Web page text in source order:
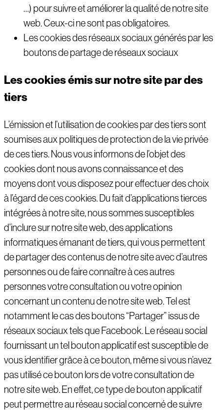
…) pour suivre et améliorer la qualité de notre site
web. Ceux-ci ne sont pas obligatoires.
Les cookies des réseaux sociaux générés par les
boutons de partage de réseaux sociaux
Les cookies émis sur notre site par des
tiers
L’émission et l’utilisation de cookies par des tiers sont
soumises aux politiques de protection de la vie privée
de ces tiers. Nous vous informons de l’objet des
cookies dont nous avons connaissance et des
moyens dont vous disposez pour effectuer des choix
à l’égard de ces cookies. Du fait d’applications tierces
intégrées à notre site, nous sommes susceptibles
d’inclure sur notre site web, des applications
informatiques émanant de tiers, qui vous permettent
de partager des contenus de notre site avec d’autres
personnes ou de faire connaître à ces autres
personnes votre consultation ou votre opinion
concernant un contenu de notre site web. Tel est
notamment le cas des boutons “Partager” issus de
réseaux sociaux tels que Facebook. Le réseau social
fournissant un tel bouton applicatif est susceptible de
vous identifier grâce à ce bouton, même si vous n’avez
pas utilisé ce bouton lors de votre consultation de
notre site web. En effet, ce type de bouton applicatif
peut permettre au réseau social concerné de suivre